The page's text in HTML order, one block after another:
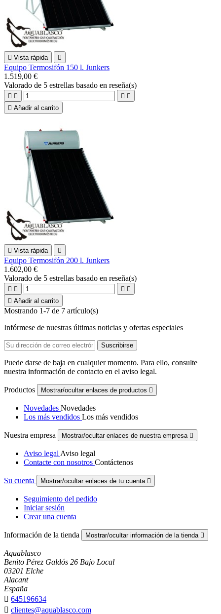
 Vista rápida 
Equipo Termosifón 150 l. Junkers
1.519,00 €
Valorado de 5 estrellas basado en reseña(s)
   
 Añadir al carrito
 Vista rápida 
Equipo Termosifón 200 l. Junkers
1.602,00 €
Valorado de 5 estrellas basado en reseña(s)
   
 Añadir al carrito
Mostrando 1-7 de 7 artículo(s)
Infórmese de nuestras últimas noticias y ofertas especiales
Puede darse de baja en cualquier momento. Para ello, consulte
nuestra información de contacto en el aviso legal.
Productos Mostrar/ocultar enlaces de productos 
Novedades Novedades
Los más vendidos Los más vendidos
Nuestra empresa Mostrar/ocultar enlaces de nuestra empresa 
Aviso legal Aviso legal
Contacte con nosotros Contáctenos
Su cuenta Mostrar/ocultar enlaces de tu cuenta 
Seguimiento del pedido
Iniciar sesión
Crear una cuenta
Información de la tienda Mostrar/ocultar información de la tienda 
Aquablasco
Benito Pérez Galdós 26 Bajo Local
03201 Elche
Alacant
España
 645196634
 clientes@aquablasco.com